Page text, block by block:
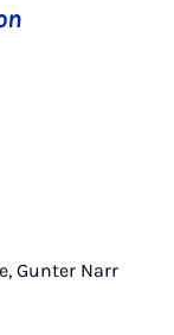
Gunter Narr